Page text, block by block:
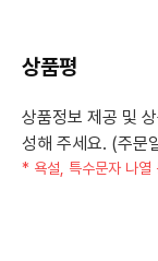
상품평
상품정보 제공 및
성해 주세요. (주문
* 욕설, 특수문자 나열